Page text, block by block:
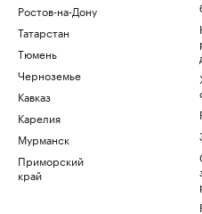
Ростов-на-Дону
Татарстан
Тюмень
Черноземье
Кавказ
Карелия
Мурманск
Приморский
край